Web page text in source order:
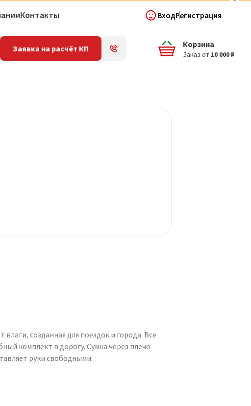
Контакты ВходРегистрация
Корзина
Заказ от 10 000 ₽
Заявка на расчёт КП
созданная для поездок и города. Все
комплект в дорогу. Сумка через плечо
руки свободными.